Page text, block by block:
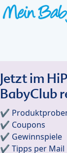
Jetzt im
BabyClub
✔️
✔️ Coupons
✔️ Gewinnspiele
✔️ Tipps per Mail